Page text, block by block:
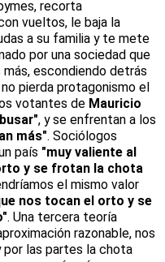
recorta
vueltos, le baja la
a su familia y te mete
por una sociedad que
escondiendo detrás
pierda protagonismo el
votantes de Mauricio
, y se enfrentan a los
más". Sociólogos
país "muy valiente al
y se frotan la chota
el mismo valor
nos tocan el orto y se
. Una tercera teoría
razonable, nos
las partes la chota